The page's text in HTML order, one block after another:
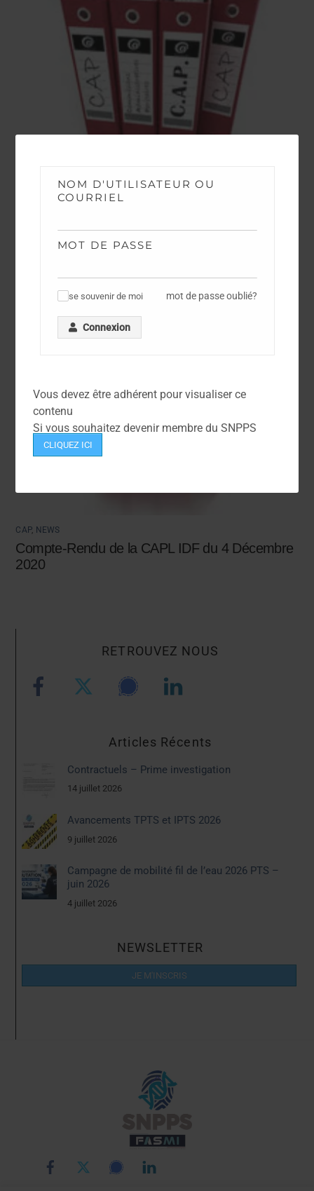
NOM D'UTILISATEUR OU
COURRIEL
MOT DE PASSE
se souvenir de moi mot de passe oublié?
Connexion
Vous devez être adhérent pour visualiser ce
contenu
Si vous souhaitez devenir membre du SNPPS
CLIQUEZ ICI
Compte rendu de la CAPL Services Centraux –
Outre Mer du 11 Décembre 2020
CAP, NEWS
Compte-Rendu de la CAPL IDF du 4 Décembre
2020
RETROUVEZ NOUS
Articles Récents
Contractuels – Prime investigation
14 juillet 2026
Avancements TPTS et IPTS 2026
9 juillet 2026
Campagne de mobilité fil de l’eau 2026 PTS –
juin 2026
4 juillet 2026
NEWSLETTER
JE M'INSCRIS
Back
To
Top